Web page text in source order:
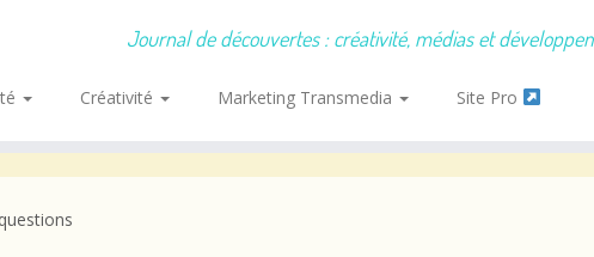
Journal de découvertes : créativité, médias et
Créativité Marketing Transmedia Site Pro